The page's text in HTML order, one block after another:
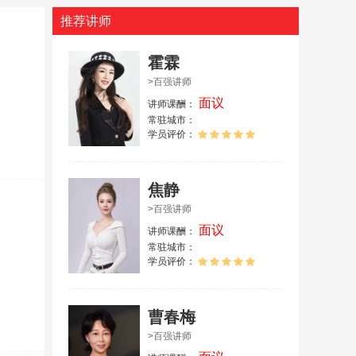
推荐讲师
霍霖
>百强讲师
讲师课酬：
面议
常驻城市：
学员评价：
焦静
>百强讲师
讲师课酬：
面议
常驻城市：
学员评价：
曹春梅
>百强讲师